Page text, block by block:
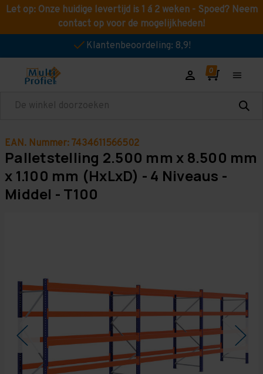
Let op: Onze huidige levertijd is 1 á 2 weken - Spoed? Neem
contact op voor de mogelijkheden!
Klantenbeoordeling: 8,9!
Zoeken
EAN. Nummer: 7434611566502
Palletstelling 2.500 mm x 8.500 mm
x 1.100 mm (HxLxD) - 4 Niveaus -
Middel - T100